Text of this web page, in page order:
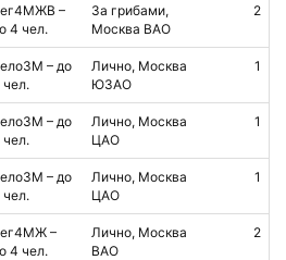
–
4 чел.
За грибами,
Москва ВАО
2
– до
Лично, Москва
ЮЗАО
1
– до
Лично, Москва
ЦАО
1
– до
Лично, Москва
ЦАО
1
–
4 чел.
Лично, Москва
ВАО
2